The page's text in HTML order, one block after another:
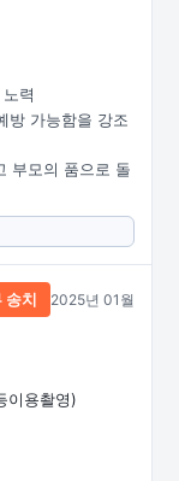
력
방 가능함을 강조
부모의 품으로 돌
이용촬영)
송치 2025년 01월